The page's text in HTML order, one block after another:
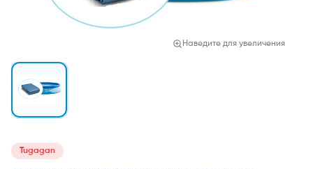
Наведите для увеличения
Tugagan